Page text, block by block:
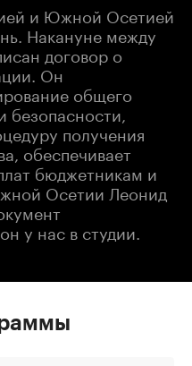
и Южной Осетией
Накануне между
договор о
Он
общего
получения
обеспечивает
бюджетникам и
Осетии Леонид
у нас в студии.